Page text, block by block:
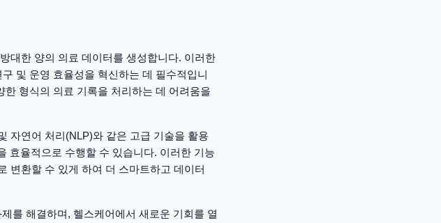
대한 양의 의료 데이터를 생성합니다. 이러한
및 운영 효율성을 혁신하는 데 필수적입니
형식의 의료 기록을 처리하는 데 어려움을
자연어 처리(NLP)와 같은 고급 기술을 활용
효율적으로 수행할 수 있습니다. 이러한 기능
변환할 수 있게 하여 더 스마트하고 데이터
를 해결하며, 헬스케어에서 새로운 기회를 열